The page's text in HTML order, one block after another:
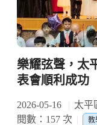
樂耀弦聲，太
表會順利成功
2026-05-16 太平
閱數：157 次
教